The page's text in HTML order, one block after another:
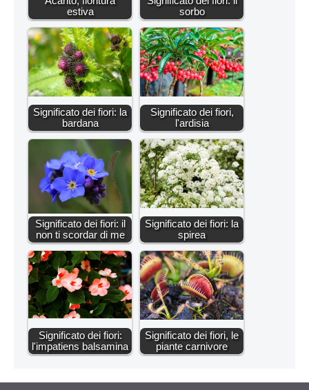
estiva
sorbo
Significato dei fiori: la
bardana
Significato dei fiori,
l'ardisia
Significato dei fiori: il
non ti scordar di me
Significato dei fiori: la
spirea
Significato dei fiori:
l'impatiens balsamina
Significato dei fiori, le
piante carnivore